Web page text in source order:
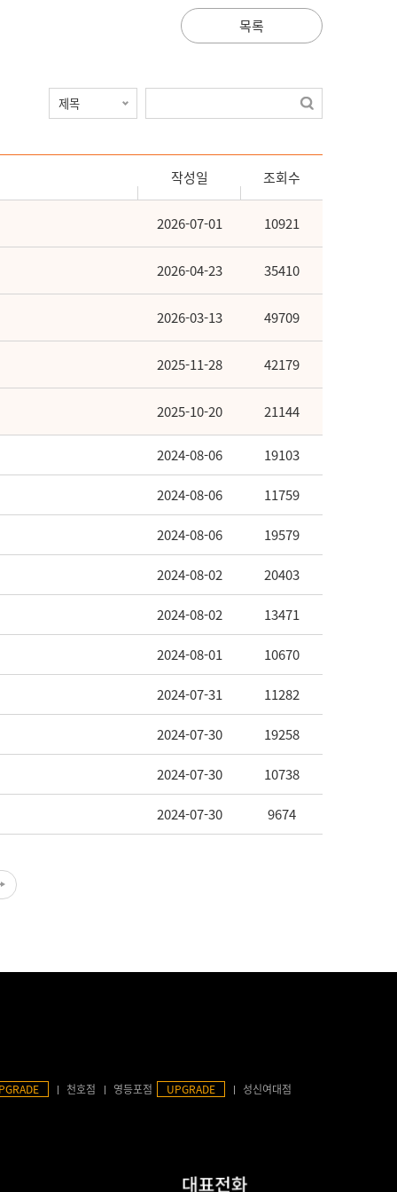
목록
작성일 조회수
2026-07-01 10921
2026-04-23 35410
2026-03-13 49709
2025-11-28 42179
2025-10-20 21144
2024-08-06 19103
2024-08-06 11759
2024-08-06 19579
2024-08-02 20403
2024-08-02 13471
2024-08-01 10670
2024-07-31 11282
2024-07-30 19258
2024-07-30 10738
2024-07-30 9674
천호점 영등포점 UPGRADE 성신여대점